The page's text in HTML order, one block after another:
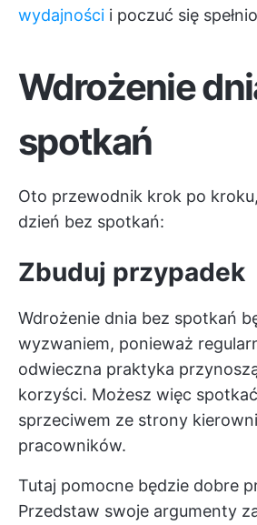
wydajności i poczuć się
Wdrożenie
spotkań
Oto przewodnik krok po
dzień bez spotkań:
Zbuduj przypadek
Wdrożenie dnia bez spotkań
wyzwaniem, ponieważ
odwieczna praktyka
korzyści. Możesz więc
sprzeciwem ze strony
pracowników.
Tutaj pomocne będzie dobre
Przedstaw swoje argumenty